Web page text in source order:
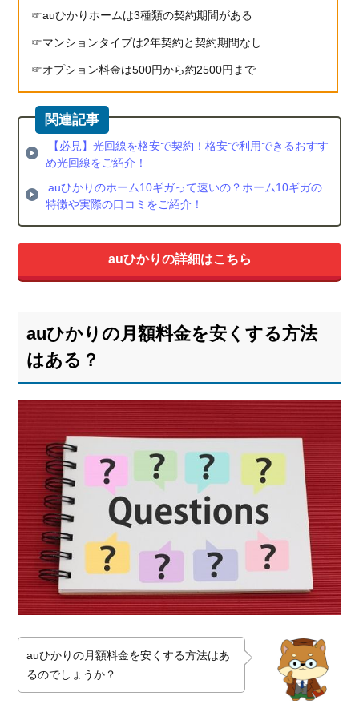
auひかりホームは3種類の契約期間がある
マンションタイプは2年契約と契約期間なし
オプション料金は500円から約2500円まで
【必見】光回線を格安で契約！格安で利用できるおすす
め光回線をご紹介！
auひかりのホーム10ギガって速いの？ホーム10ギガの
特徴や実際の口コミをご紹介！
auひかりの詳細はこちら
auひかりの月額料金を安くする方法
はある？
auひかりの月額料金を安くする方法はあ
るのでしょうか？